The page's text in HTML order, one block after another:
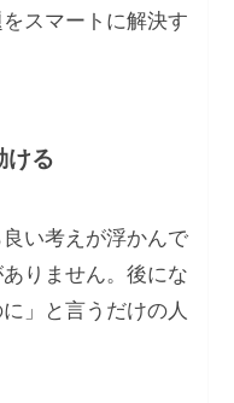
スマートに解決す
ける
い考えが浮かんで
りません。後にな
」と言うだけの人